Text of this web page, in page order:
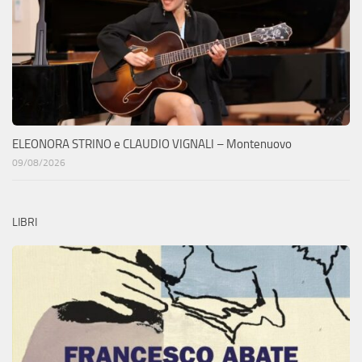
ELEONORA STRINO e CLAUDIO VIGNALI – Montenuovo
09/08/2026
LIBRI